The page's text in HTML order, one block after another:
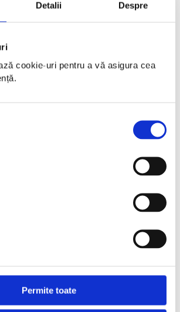
Detalii Despre
cookie-uri pentru a vă asigura cea
Permite toate